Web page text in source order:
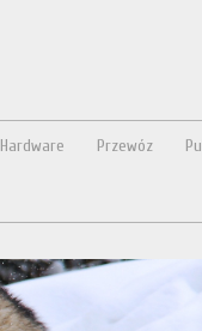
Hardware Przewóz